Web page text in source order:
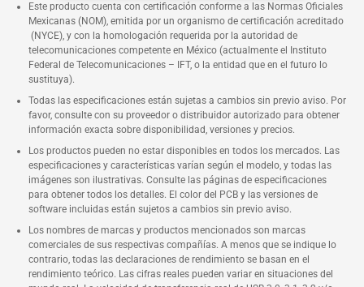
Este producto cuenta con certificación conforme a las Normas Oficiales
Mexicanas (NOM), emitida por un organismo de certificación acreditado
(NYCE), y con la homologación requerida por la autoridad de
telecomunicaciones competente en México (actualmente el Instituto
Federal de Telecomunicaciones – IFT, o la entidad que en el futuro lo
sustituya).
Todas las especificaciones están sujetas a cambios sin previo aviso. Por
favor, consulte con su proveedor o distribuidor autorizado para obtener
información exacta sobre disponibilidad, versiones y precios.
Los productos pueden no estar disponibles en todos los mercados. Las
especificaciones y características varían según el modelo, y todas las
imágenes son ilustrativas. Consulte las páginas de especificaciones
para obtener todos los detalles. El color del PCB y las versiones de
software incluidas están sujetos a cambios sin previo aviso.
Los nombres de marcas y productos mencionados son marcas
comerciales de sus respectivas compañías. A menos que se indique lo
contrario, todas las declaraciones de rendimiento se basan en el
rendimiento teórico. Las cifras reales pueden variar en situaciones del